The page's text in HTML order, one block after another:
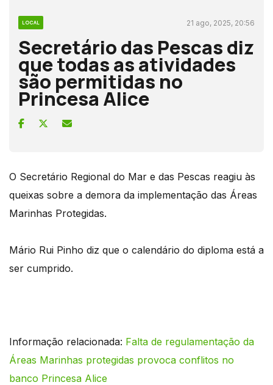
LOCAL 21 ago, 2025, 20:56
Secretário das Pescas diz
que todas as atividades
são permitidas no
Princesa Alice
O Secretário Regional do Mar e das Pescas reagiu às
queixas sobre a demora da implementação das Áreas
Marinhas Protegidas.
Mário Rui Pinho diz que o calendário do diploma está a
ser cumprido.
Informação relacionada: Falta de regulamentação da
Áreas Marinhas protegidas provoca conflitos no
banco Princesa Alice